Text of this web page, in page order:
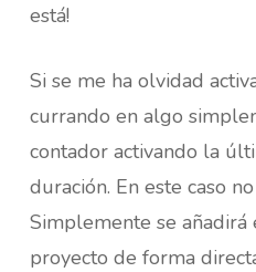
está!
Si se me ha olvidad
currando en algo
contador activando la
duración. En este caso
Simplemente se
proyecto de forma